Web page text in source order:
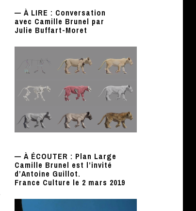
— À LIRE : Conversation
avec Camille Brunel par
Julie Buffart-Moret
— À ÉCOUTER : Plan Large
Camille Brunel est l’invité
d’Antoine Guillot.
France Culture le 2 mars 2019